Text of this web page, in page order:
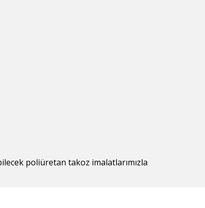
poliüretan takoz imalatlarımızla